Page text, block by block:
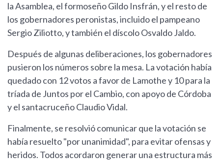
la Asamblea, el formoseño Gildo Insfrán, y el resto de
los gobernadores peronistas, incluido el pampeano
Sergio Ziliotto, y también el díscolo Osvaldo Jaldo.
Después de algunas deliberaciones, los gobernadores
pusieron los números sobre la mesa. La votación había
quedado con 12 votos a favor de Lamothe y 10 para la
tríada de Juntos por el Cambio, con apoyo de Córdoba
y el santacruceño Claudio Vidal.
Finalmente, se resolvió comunicar que la votación se
había resuelto "por unanimidad", para evitar ofensas y
heridos. Todos acordaron generar una estructura más